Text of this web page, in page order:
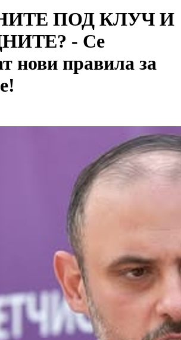
ПОД КЛУЧ И
- Се
нови правила за